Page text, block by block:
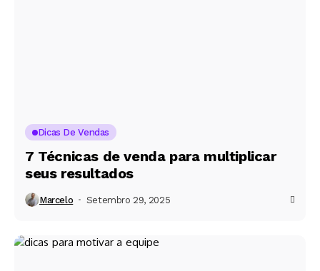
Dicas De Vendas
7 Técnicas de venda para multiplicar
seus resultados
Marcelo Setembro 29, 2025